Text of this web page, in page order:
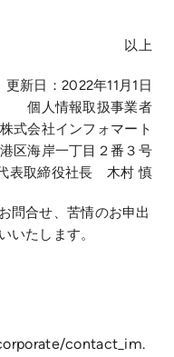
以上
更新日：2022年11月1日
個人情報取扱事業者
株式会社インフォマート
区海岸一丁目２番３号
表取締役社長 木村 慎
問合せ、苦情のお申出
いたします。
contact_im.